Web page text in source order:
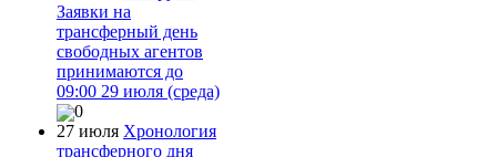
Заявки на
трансферный день
свободных агентов
принимаются до
09:00 29 июля (среда)
0
27 июля Хронология
трансферного дня